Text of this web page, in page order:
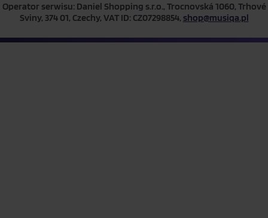
Operator serwisu: Daniel Shopping s.r.o., Trocnovská 1060, Trhové
Sviny, 374 01, Czechy, VAT ID: CZ07298854, shop@musiqa.pl